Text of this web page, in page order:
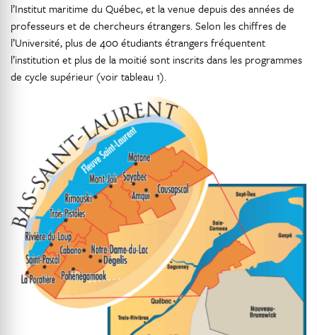
l’Institut maritime du Québec, et la venue depuis des années de
professeurs et de chercheurs étrangers. Selon les chiffres de
l’Université, plus de 400 étudiants étrangers fréquentent
l’institution et plus de la moitié sont inscrits dans les programmes
de cycle supérieur (voir tableau 1).